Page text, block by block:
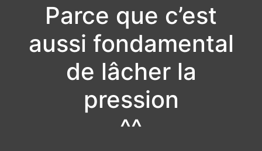
Parce que c’est
aussi fondamental
de lâcher la
pression
^^